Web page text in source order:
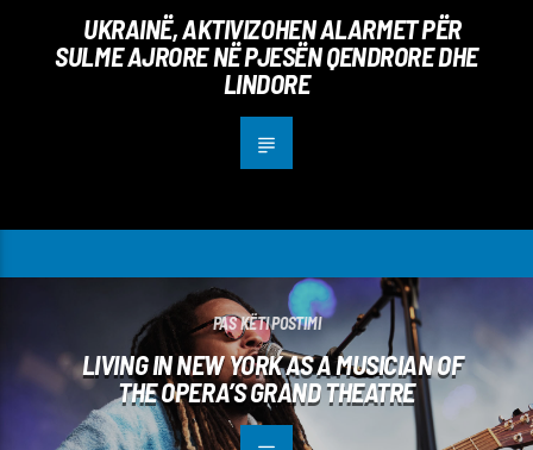
UKRAINË, AKTIVIZOHEN ALARMET PËR
SULME AJRORE NË PJESËN QENDRORE DHE
LINDORE
PAS KËTI POSTIMI
LIVING IN NEW YORK AS A MUSICIAN OF
THE OPERA’S GRAND THEATRE